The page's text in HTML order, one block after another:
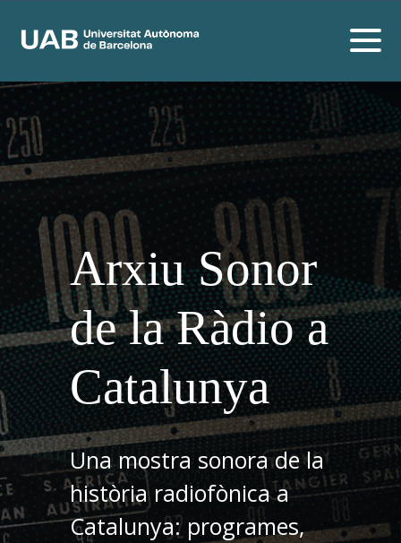
Arxiu Sonor
de la Ràdio a
Catalunya
Una mostra sonora de la
història radiofònica a
Catalunya: programes,